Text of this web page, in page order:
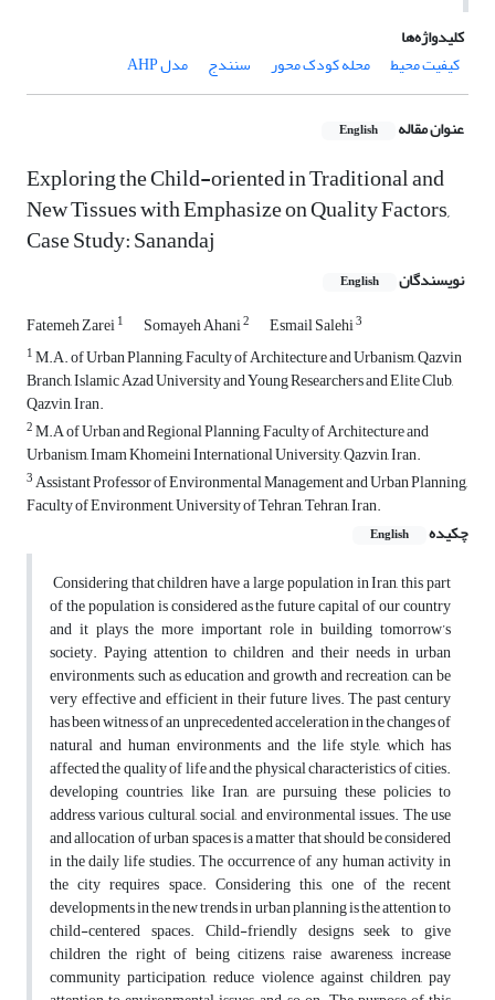
کلیدواژه‌ها
کیفیت محیط
محله کودک محور سنندج مدل AHP
عنوان مقاله English
Exploring the Child-oriented in Traditional and
New Tissues with Emphasize on Quality Factors,
Case Study: Sanandaj
نویسندگان English
Fatemeh Zarei1 Somayeh Ahani2 Esmail Salehi3
1M.A. of Urban Planning, Faculty of Architecture and Urbanism, Qazvin
Branch, Islamic Azad University and Young Researchers and Elite Club,
Qazvin, Iran.
2M.A of Urban and Regional Planning, Faculty of Architecture and
Urbanism, Imam Khomeini International University, Qazvin, Iran.
3Assistant Professor of Environmental Management and Urban Planning,
Faculty of Environment, University of Tehran, Tehran, Iran.
چکیده
English
Considering that children have a large population in Iran, this part
of the population is considered as the future capital of our country
and it plays the more important role in building tomorrow’s
society. Paying attention to children and their needs in urban
environments, such as education and growth and recreation, can be
very effective and efficient in their future lives. The past century
has been witness of an unprecedented acceleration in the changes of
natural and human environments and the life style, which has
affected the quality of life and the physical characteristics of cities.
developing countries, like Iran, are pursuing these policies to
address various cultural, social, and environmental issues. The use
and allocation of urban spaces is a matter that should be considered
in the daily life studies. The occurrence of any human activity in
the city requires space. Considering this, one of the recent
developments in the new trends in urban planning is the attention to
child-centered spaces. Child-friendly designs seek to give
children the right of being citizens, raise awareness, increase
community participation, reduce violence against children, pay